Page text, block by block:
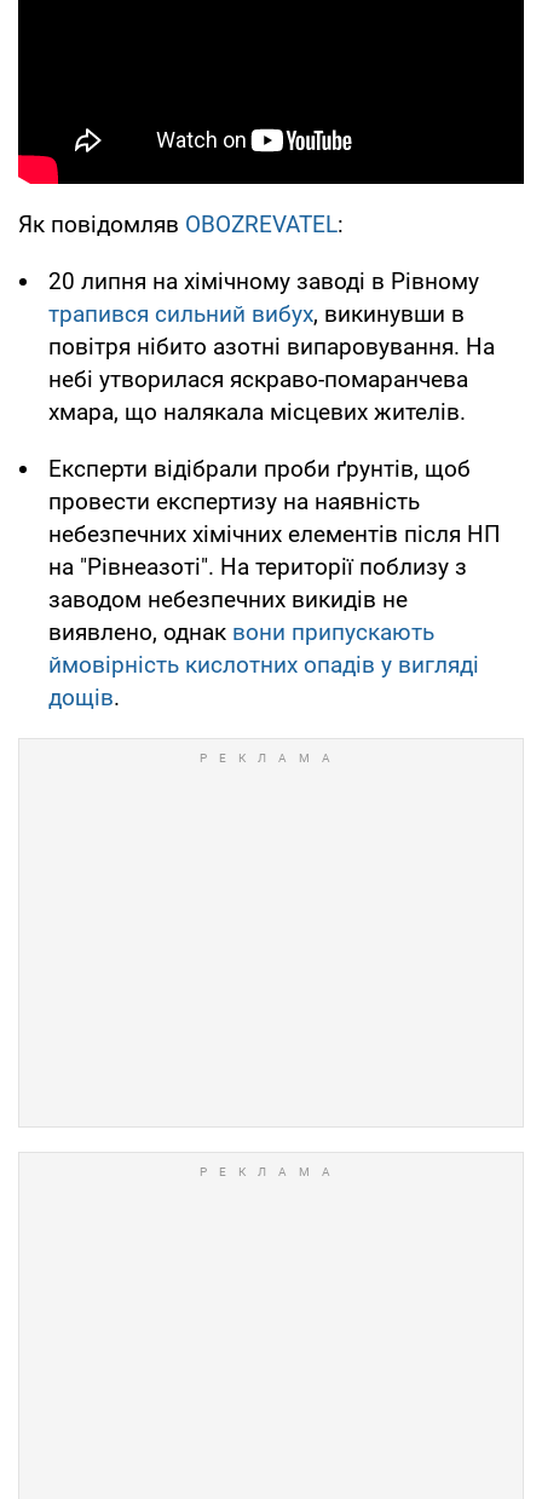
Як повідомляв OBOZREVATEL:
20 липня на хімічному заводі в Рівному
трапився сильний вибух, викинувши в
повітря нібито азотні випаровування. На
небі утворилася яскраво-помаранчева
хмара, що налякала місцевих жителів.
Експерти відібрали проби ґрунтів, щоб
провести експертизу на наявність
небезпечних хімічних елементів після НП
на "Рівнеазоті". На території поблизу з
заводом небезпечних викидів не
виявлено, однак вони припускають
ймовірність кислотних опадів у вигляді
дощів.